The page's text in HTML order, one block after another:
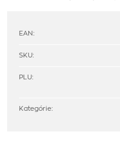
EAN:
SKU:
PLU:
Kategórie: